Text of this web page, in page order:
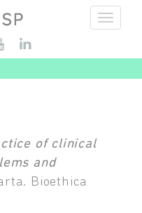
vos mots-clés
of clinical
and
Bioethica